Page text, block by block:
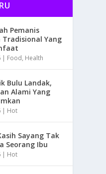
Pemanis
Tradisional Yang
| Food, Health
Bulu Landak,
Alami Yang
| Hot
Sayang Tak
Seorang Ibu
| Hot